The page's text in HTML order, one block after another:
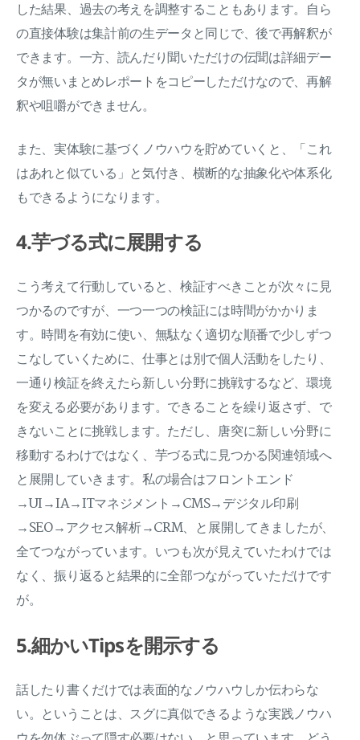
した結果、過去の考えを調整することもあります。自ら
の直接体験は集計前の生データと同じで、後で再解釈が
できます。一方、読んだり聞いただけの伝聞は詳細デー
タが無いまとめレポートをコピーしただけなので、再解
釈や咀嚼ができません。
また、実体験に基づくノウハウを貯めていくと、「これ
はあれと似ている」と気付き、横断的な抽象化や体系化
もできるようになります。
4.芋づる式に展開する
こう考えて行動していると、検証すべきことが次々に見
つかるのですが、一つ一つの検証には時間がかかりま
す。時間を有効に使い、無駄なく適切な順番で少しずつ
こなしていくために、仕事とは別で個人活動をしたり、
一通り検証を終えたら新しい分野に挑戦するなど、環境
を変える必要があります。できることを繰り返さず、で
きないことに挑戦します。ただし、唐突に新しい分野に
移動するわけではなく、芋づる式に見つかる関連領域へ
と展開していきます。私の場合はフロントエンド
→UI→IA→ITマネジメント→CMS→デジタル印刷
→SEO→アクセス解析→CRM、と展開してきましたが、
全てつながっています。いつも次が見えていたわけでは
なく、振り返ると結果的に全部つながっていただけです
が。
5.細かいTipsを開示する
話したり書くだけでは表面的なノウハウしか伝わらな
い。ということは、スグに真似できるような実践ノウハ